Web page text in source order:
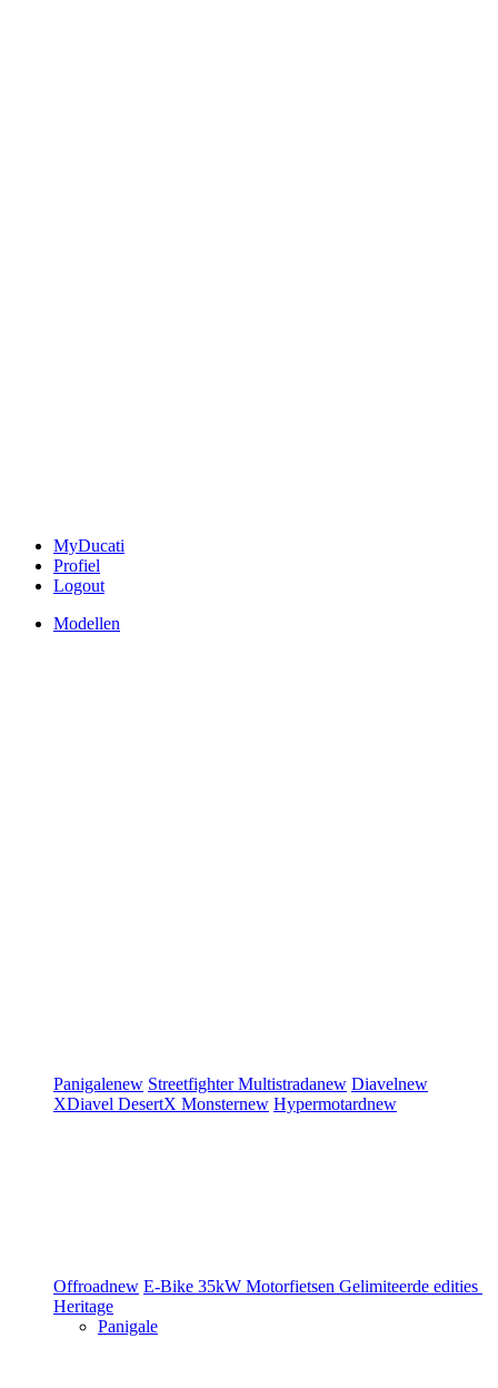
MyDucati
Profiel
Logout
Modellen
Panigalenew StreetfighterMultistradanew Diavelnew
XDiavel DesertX Monsternew Hypermotardnew
Offroadnew E-Bike 35kW Motorfietsen Gelimiteerde edities
Heritage
Panigale